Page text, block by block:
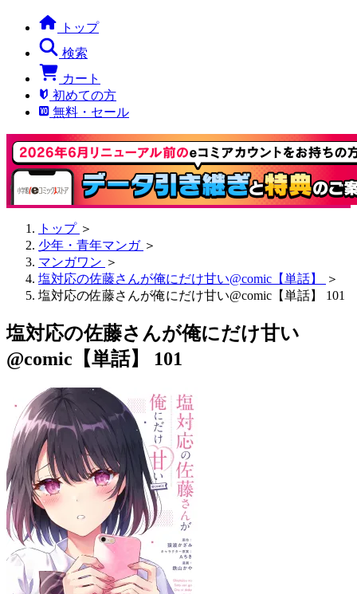
トップ
検索
カート
初めての方
無料・セール
トップ ＞
少年・青年マンガ ＞
マンガワン ＞
塩対応の佐藤さんが俺にだけ甘い@comic【単話】
＞
塩対応の佐藤さんが俺にだけ甘い@comic【単話】 101
塩対応の佐藤さんが俺にだけ甘い
@comic【単話】 101